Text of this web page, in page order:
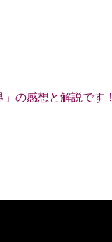
の感想と解説です！